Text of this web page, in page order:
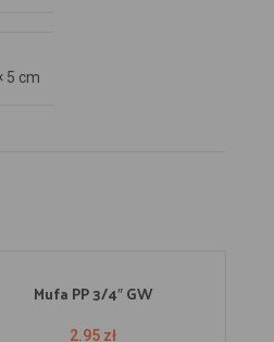
5 cm
Mufa PP 3/4″ GW
2.95 zł